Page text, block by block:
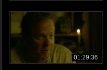
01:29:36